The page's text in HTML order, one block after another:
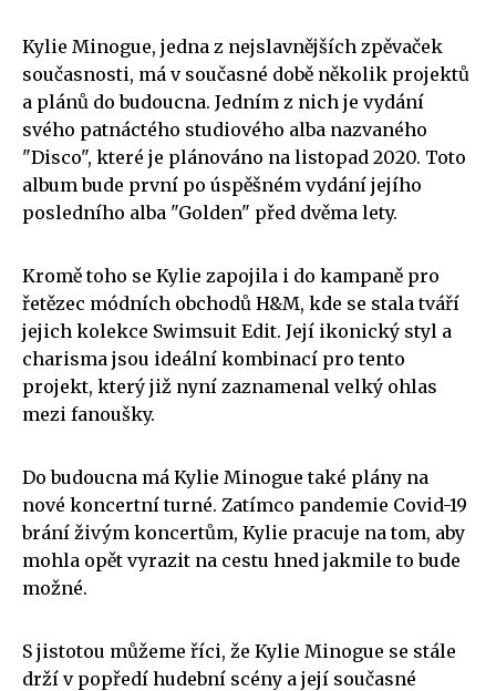
Kylie Minogue, jedna z nejslavnějších zpěvaček
současnosti, má v současné době několik projektů
a plánů do budoucna. Jedním z nich je vydání
svého patnáctého studiového alba nazvaného
"Disco", které je plánováno na listopad 2020. Toto
album bude první po úspěšném vydání jejího
posledního alba "Golden" před dvěma lety.
Kromě toho se Kylie zapojila i do kampaně pro
řetězec módních obchodů H&M, kde se stala tváří
jejich kolekce Swimsuit Edit. Její ikonický styl a
charisma jsou ideální kombinací pro tento
projekt, který již nyní zaznamenal velký ohlas
mezi fanoušky.
Do budoucna má Kylie Minogue také plány na
nové koncertní turné. Zatímco pandemie Covid-19
brání živým koncertům, Kylie pracuje na tom, aby
mohla opět vyrazit na cestu hned jakmile to bude
možné.
S jistotou můžeme říci, že Kylie Minogue se stále
drží v popředí hudební scény a její současné